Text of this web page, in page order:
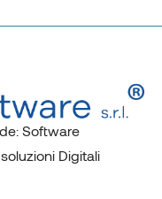
Software
Digitali